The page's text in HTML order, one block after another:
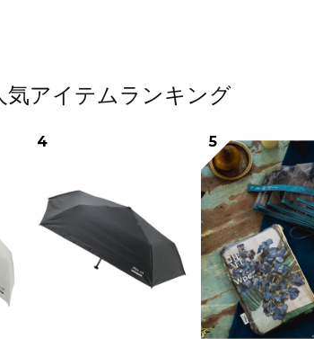
気アイテムランキング
4 5